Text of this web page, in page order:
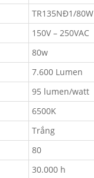
TR135NĐ1/80W
150V – 250VAC
80w
7.600 Lumen
95 lumen/watt
6500K
Trắng
80
30.000 h